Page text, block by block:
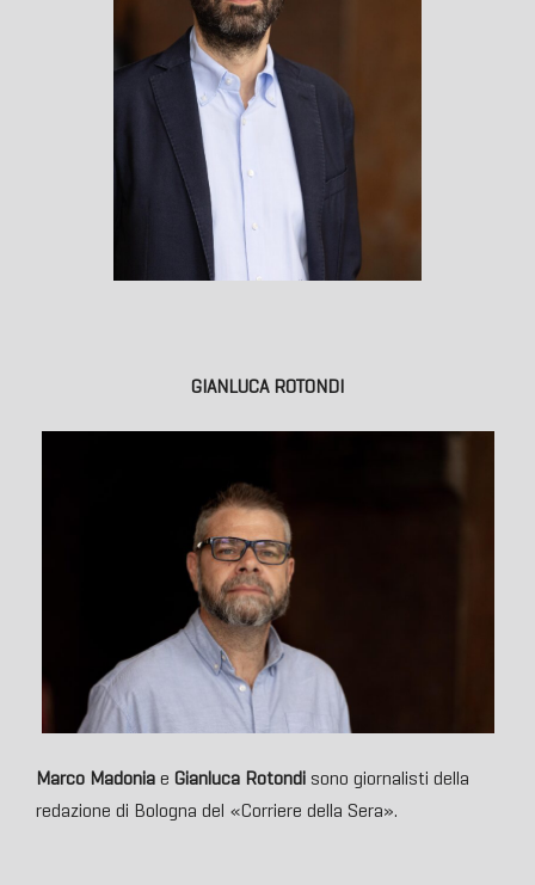
GIANLUCA ROTONDI
Marco Madonia e Gianluca Rotondi sono giornalisti della
redazione di Bologna del «Corriere della Sera».